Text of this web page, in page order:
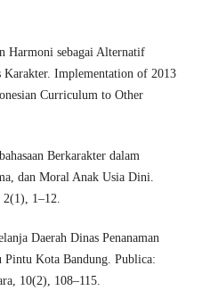
Harmoni sebagai Alternatif
Karakter. Implementation of 2013
Curriculum to Other
Berkarakter dalam
dan Moral Anak Usia Dini.
1–12.
Daerah Dinas Penanaman
Pintu Kota Bandung. Publica:
10(2), 108–115.